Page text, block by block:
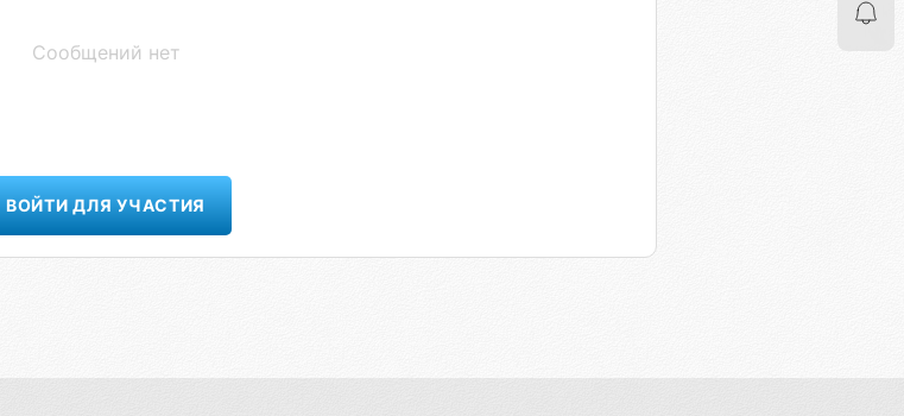
Сообщений нет
ВОЙТИ ДЛЯ УЧАСТИЯ